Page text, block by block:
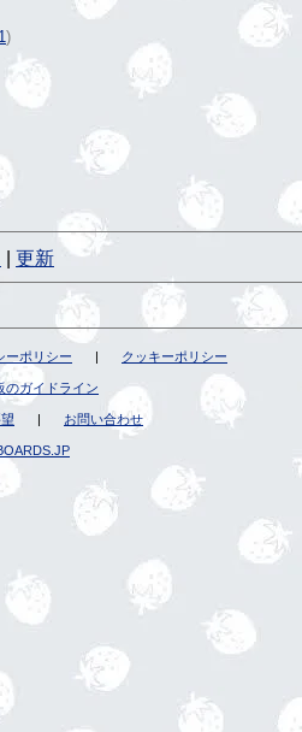
1)
更新
ーポリシー | クッキーポリシー
のガイドライン
お問い合わせ